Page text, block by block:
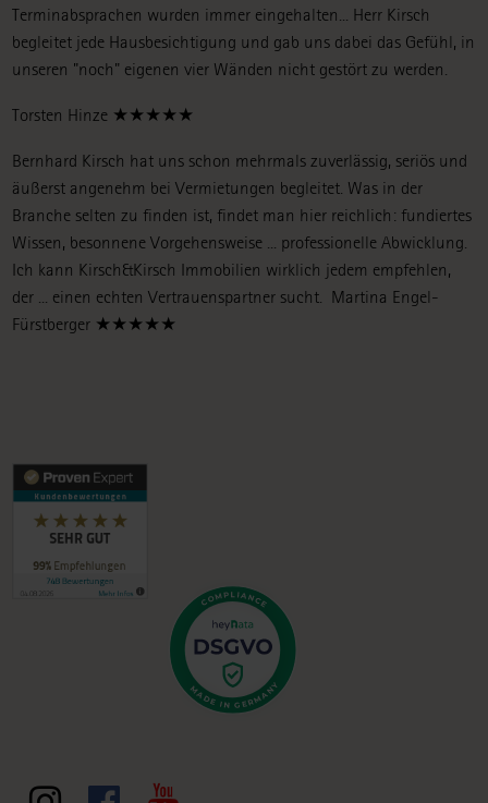
Terminabsprachen wurden immer eingehalten... Herr Kirsch
begleitet jede Hausbesichtigung und gab uns dabei das Gefühl, in
unseren "noch" eigenen vier Wänden nicht gestört zu werden.
Torsten Hinze ★★★★★
Bernhard Kirsch hat uns schon mehrmals zuverlässig, seriös und
äußerst angenehm bei Vermietungen begleitet. Was in der
Branche selten zu finden ist, findet man hier reichlich: fundiertes
Wissen, besonnene Vorgehensweise ... professionelle Abwicklung.
Ich kann Kirsch&Kirsch Immobilien wirklich jedem empfehlen,
der ... einen echten Vertrauenspartner sucht. Martina Engel-
Fürstberger ★★★★★